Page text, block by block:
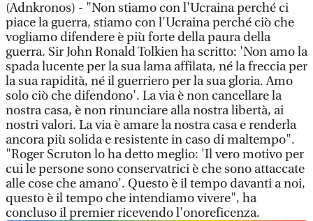
(Adnkronos) - "Non stiamo con l'Ucraina perché ci
piace la guerra, stiamo con l'Ucraina perché ciò che
vogliamo difendere è più forte della paura della
guerra. Sir John Ronald Tolkien ha scritto: 'Non amo la
spada lucente per la sua lama affilata, né la freccia per
la sua rapidità, né il guerriero per la sua gloria. Amo
solo ciò che difendono'. La via è non cancellare la
nostra casa, è non rinunciare alla nostra libertà, ai
nostri valori. La via è amare la nostra casa e renderla
ancora più solida e resistente in caso di maltempo".
"Roger Scruton lo ha detto meglio: 'Il vero motivo per
cui le persone sono conservatrici è che sono attaccate
alle cose che amano'. Questo è il tempo davanti a noi,
questo è il tempo che intendiamo vivere", ha
concluso il premier ricevendo l'onoreficenza.